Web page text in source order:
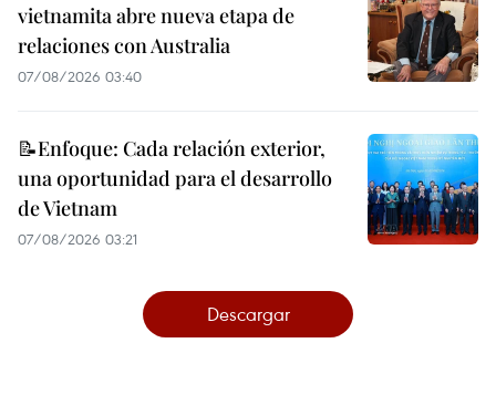
vietnamita abre nueva etapa de
relaciones con Australia
07/08/2026 03:40
📝Enfoque: Cada relación exterior,
una oportunidad para el desarrollo
de Vietnam
07/08/2026 03:21
Descargar